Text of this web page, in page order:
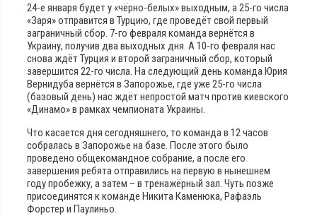
24-е января будет у «чёрно-белых» выходным, а 25-го числа
«Заря» отправится в Турцию, где проведёт свой первый
заграничный сбор. 7-го февраля команда вернётся в
Украину, получив два выходных дня. А 10-го февраля нас
снова ждёт Турция и второй заграничный сбор, который
завершится 22-го числа. На следующий день команда Юрия
Вернидуба вернётся в Запорожье, где уже 25-го числа
(базовый день) нас ждёт непростой матч против киевского
«Динамо» в рамках чемпионата Украины.
Что касается дня сегодняшнего, то команда в 12 часов
собралась в Запорожье на базе. После этого было
проведено общекомандное собрание, а после его
завершения ребята отправились на первую в нынешнем
году пробежку, а затем – в тренажёрный зал. Чуть позже
присоединятся к команде Никита Каменюка, Рафаэль
Форстер и Паулиньо.